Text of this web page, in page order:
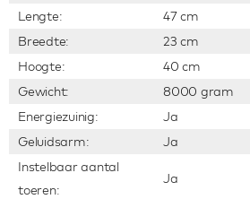
Lengte:
47 cm
Breedte:
23 cm
Hoogte:
40 cm
Gewicht:
8000 gram
Energiezuinig:
Ja
Geluidsarm:
Ja
Instelbaar aantal
toeren:
Ja